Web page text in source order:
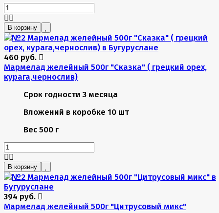
В корзину
460 руб.
Мармелад желейный 500г "Сказка" ( грецкий орех,
курага,чернослив)
Срок годности 3 месяца
Вложений в коробке 10 шт
Вес 500 г
В корзину
394 руб.
Мармелад желейный 500г "Цитрусовый микс"